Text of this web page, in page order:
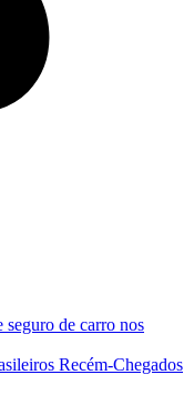
Recém-Chegados